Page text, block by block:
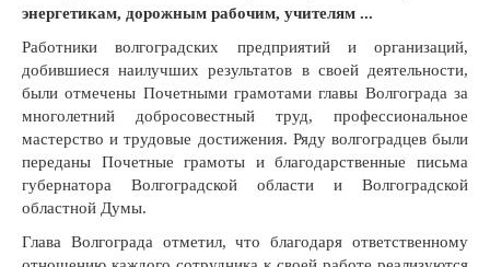
энергетикам, дорожным рабочим, учителям ...
Работники волгоградских предприятий и организаций,
добившиеся наилучших результатов в своей деятельности,
были отмечены Почетными грамотами главы Волгограда за
многолетний добросовестный труд, профессиональное
мастерство и трудовые достижения. Ряду волгоградцев были
переданы Почетные грамоты и благодарственные письма
губернатора Волгоградской области и Волгоградской
областной Думы.
Глава Волгограда отметил, что благодаря ответственному